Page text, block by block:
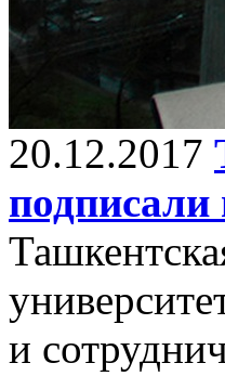
20.12.2017
и